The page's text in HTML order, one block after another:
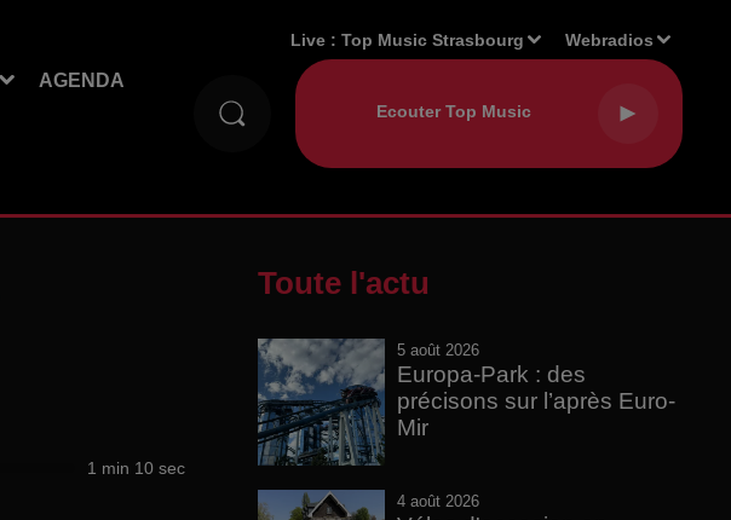
AGENDA
Live :Top Music Strasbourg Webradios
1 min 10 sec
Toute l'actu
5 août 2026
Europa-Park : des
précisons sur l’après Euro-
Mir
4 août 2026